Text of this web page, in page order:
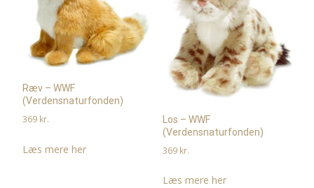
Ræv – WWF
(Verdensnaturfonden)
369 kr.
Læs mere her
Los – WWF
(Verdensnaturfonden)
369 kr.
Læs mere her